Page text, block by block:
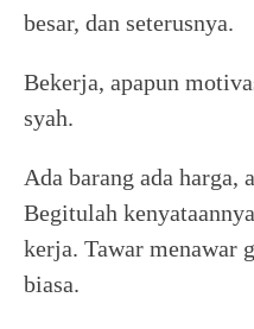
besar, dan seterusnya.
Bekerja, apapun
syah.
Ada barang ada harga,
Begitulah
kerja. Tawar menawar
biasa.